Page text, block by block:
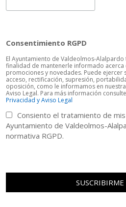
Consentimiento RGPD
El Ayuntamiento de Valdeolmos-
finalidad de mantenerle informado acerca
promociones y novedades. Puede ejercer
acceso, rectificación, supresión,
oposición, como le informamos en
Aviso Legal. Para más información
Privacidad y Aviso Legal
Consiento el tratamiento de
Ayuntamiento de Valdeolmos-
normativa RGPD.